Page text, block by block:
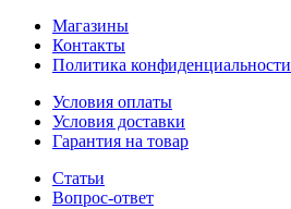
Магазины
Контакты
Политика конфиденциальности
Условия оплаты
Условия доставки
Гарантия на товар
Статьи
Вопрос-ответ